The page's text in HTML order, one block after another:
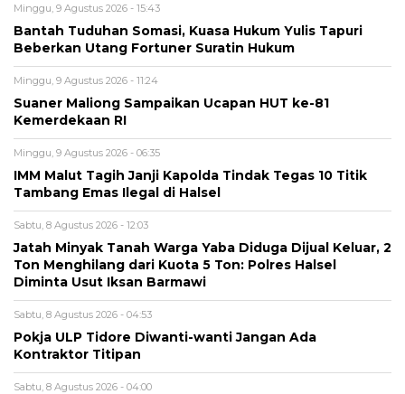
Minggu, 9 Agustus 2026 - 15:43
Bantah Tuduhan Somasi, Kuasa Hukum Yulis Tapuri
Beberkan Utang Fortuner Suratin Hukum
Minggu, 9 Agustus 2026 - 11:24
Suaner Maliong Sampaikan Ucapan HUT ke-81
Kemerdekaan RI
Minggu, 9 Agustus 2026 - 06:35
IMM Malut Tagih Janji Kapolda Tindak Tegas 10 Titik
Tambang Emas Ilegal di Halsel
Sabtu, 8 Agustus 2026 - 12:03
Jatah Minyak Tanah Warga Yaba Diduga Dijual Keluar, 2
Ton Menghilang dari Kuota 5 Ton: Polres Halsel
Diminta Usut Iksan Barmawi
Sabtu, 8 Agustus 2026 - 04:53
Pokja ULP Tidore Diwanti-wanti Jangan Ada
Kontraktor Titipan
Sabtu, 8 Agustus 2026 - 04:00